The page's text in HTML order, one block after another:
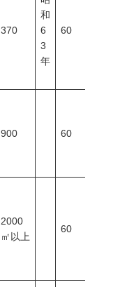
370
和
6
3
年
60
900 60
2000
㎡以上
60